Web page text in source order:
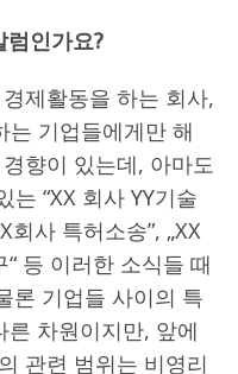
럼인가요?
제활동을 하는 회사,
는 기업들에게만 해
향이 있는데, 아마도
“XX 회사 YY기술
회사 특허소송”, „XX
등 이러한 소식들 때
론 기업들 사이의 특
차원이지만, 앞에
관련 범위는 비영리